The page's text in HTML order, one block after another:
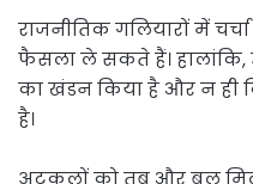
राजनीतिक गलियारों में
फैसला ले सकते हैं। हालांकि,
का खंडन किया है और न ही
है।